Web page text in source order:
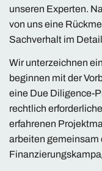
unseren Experten.
von uns eine
Sachverhalt im
Wir unterzeichnen
beginnen mit der
eine Due Diligence-
rechtlich
erfahrenen
arbeiten gemeinsam